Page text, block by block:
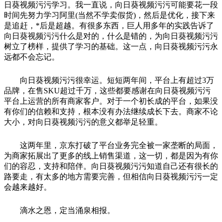
日葵视频污污学习。我一直说，向日葵视频污污可能要花一段
时间先努力学习阿里(当然不学卖假货)，然后是优化，接下来
是追赶，*后是超越。有很多东西，巨人用多年的实践告诉了
向日葵视频污污什么是对的，什么是错的，为向日葵视频污污
树立了榜样，提供了学习的基础。这一点，向日葵视频污污永
远都不会忘记。
向日葵视频污污很幸运。短短两年间，平台上有超过3万
品牌，在售SKU超过千万，这些都要感谢在向日葵视频污污
平台上运营的所有商家客户。对于一个初长成的平台，如果没
有你们的信赖和支持，根本没有办法继续成长下去。商家不论
大小，对向日葵视频污污的意义都举足轻重。
这两年里，京东打破了平台业务完全被一家垄断的局面，
为商家拓展出了更多的线上销售渠道，这一切，都是因为有你
们的容忍，支持和陪伴。向日葵视频污污知道自己还有很长的
路要走，有太多的地方需要完善，但相信向日葵视频污污一定
会越来越好。
滴水之恩，定当涌泉相报。